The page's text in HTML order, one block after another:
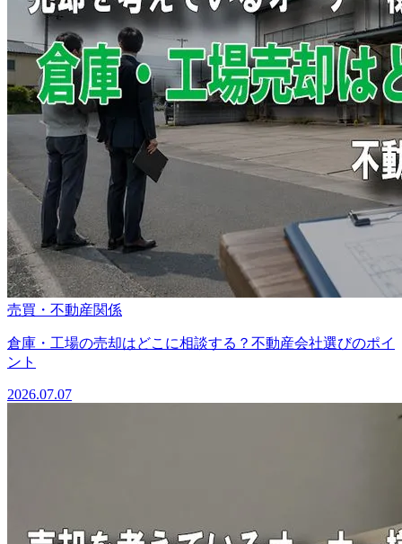
売買・不動産関係
倉庫・工場の売却はどこに相談する？不動産会社選びのポイ
ント
2026.07.07